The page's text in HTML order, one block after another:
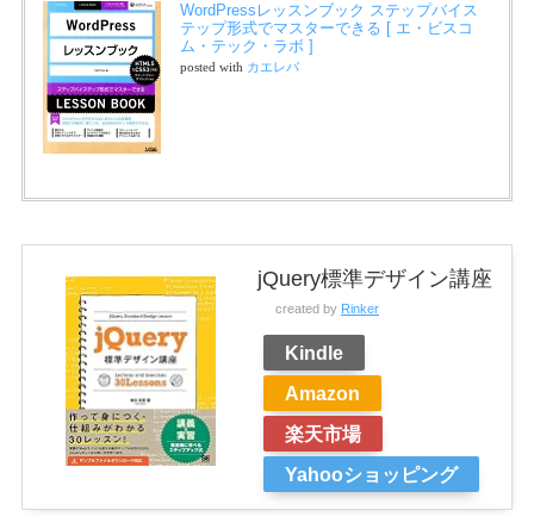
WordPressレッスンブック ステップバイス
テップ形式でマスターできる [ エ・ビスコ
ム・テック・ラボ ]
posted with カエレバ
jQuery標準デザイン講座
created by Rinker
Kindle
Amazon
楽天市場
Yahooショッピング